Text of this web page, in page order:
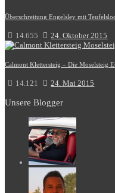
Überschreitung Engelsley mit
14.655 24. Oktober 2015
Calmont Klettersteig – Die Moselsteig
14.121 24. Mai 2015
Unsere Blogger